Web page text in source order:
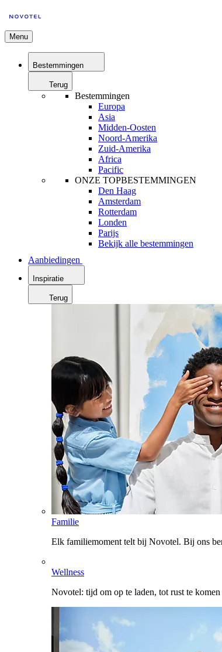
Menu
Bestemmingen
Terug
Bestemmingen
Europa
Asia
Midden-Oosten
Noord-Amerika
Zuid-Amerika
Africa
Pacific
ONZE TOPBESTEMMINGEN
Den Haag
Amsterdam
Rotterdam
Londen
Parijs
Bekijk alle bestemmingen
Aanbiedingen
Inspiratie
Terug
Familie
Elk familiemoment telt bij Novotel. Bij ons
Wellness
Novotel: tijd om op te laden, tot rust te